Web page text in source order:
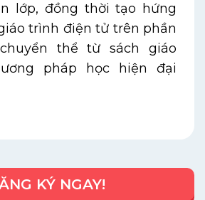
lớp, đồng thời tạo hứng
trình điện tử trên phần
thể từ sách giáo
pháp học hiện đại
KÝ NGAY!